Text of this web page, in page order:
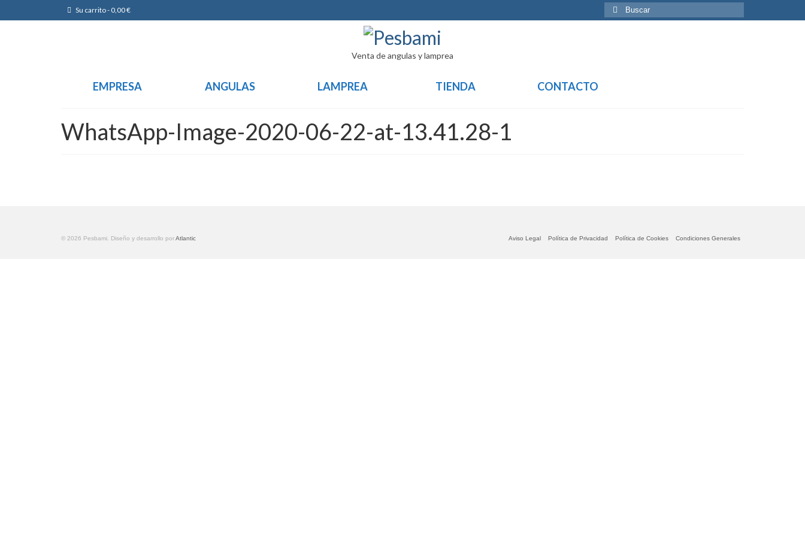
Su carrito- 0,00€
Buscar
por:
Venta de angulas y lamprea
EMPRESA ANGULAS LAMPREA TIENDA CONTACTO
WhatsApp-Image-2020-06-22-at-13.41.28-1
Aviso Legal Política de Privacidad Política de Cookies Condiciones Generales
© 2026 Pesbami. Diseño y desarrollo porAtlantic